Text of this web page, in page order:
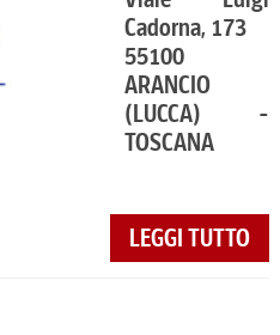
Cadorna, 173
55100
ARANCIO
(LUCCA) -
TOSCANA
LEGGI TUTTO